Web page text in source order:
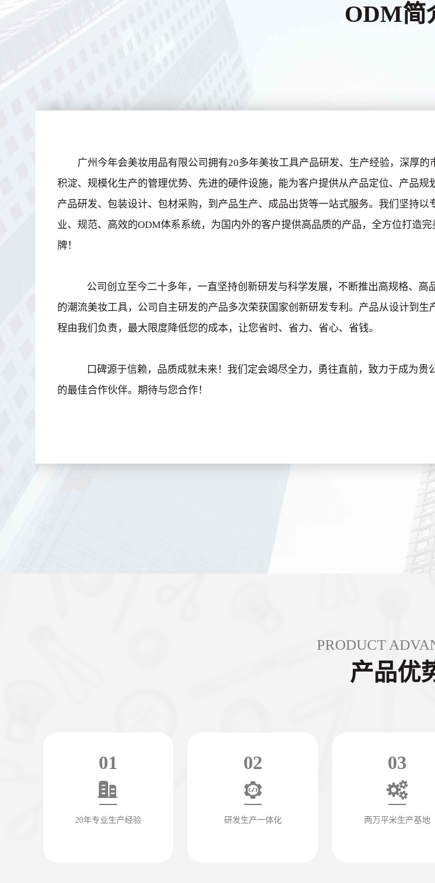
ODM简
广州今年会美妆用品有限公司拥有20多年美妆工具产品研发、生产经验，深厚的
积淀、规模化生产的管理优势、先进的硬件设施，能为客户提供从产品定位、产品规
产品研发、包装设计、包材采购，到产品生产、成品出货等一站式服务。我们坚持以
业、规范、高效的ODM体系系统，为国内外的客户提供高品质的产品，全方位打造完
牌！
公司创立至今二十多年，一直坚持创新研发与科学发展，不断推出高规格、高
的潮流美妆工具，公司自主研发的产品多次荣获国家创新研发专利。产品从设计到生
程由我们负责，最大限度降低您的成本，让您省时、省力、省心、省钱。
口碑源于信赖，品质成就未来！我们定会竭尽全力，勇往直前，致力于成为贵
的最佳合作伙伴。期待与您合作！
PRODUCT
产品优
01
20年专业生产经验
02
研发生产一体化
03
两万平米生产基地